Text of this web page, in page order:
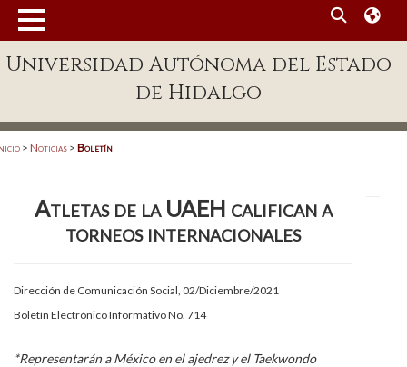
Enlaces
Patronato
Publicaciones en línea
Acreditación Internacional
Alumnado
Universidad Autónoma del Estado
de Hidalgo
> Noticias > Boletín
Atletas de la UAEH califican a
torneos internacionales
Dirección de Comunicación Social, 02/Diciembre/2021
Boletín Electrónico Informativo No. 714
*Representarán a México en el ajedrez y el Taekwondo